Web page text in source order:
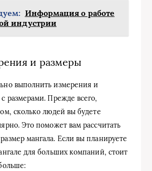
Информация о работе
индустрии
и размеры
выполнить измерения и
размерами. Прежде всего,
сколько людей вы будете
Это поможет вам рассчитать
мангала. Если вы планируете
для больших компаний, стоит